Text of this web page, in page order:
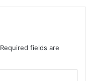
Required fields are